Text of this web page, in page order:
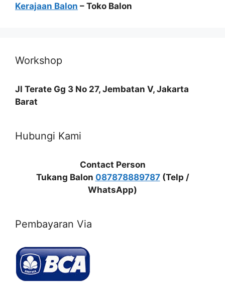
Kerajaan Balon – Toko Balon
Workshop
Jl Terate Gg 3 No 27, Jembatan V, Jakarta
Barat
Hubungi Kami
Contact Person
Tukang Balon 087878889787(Telp /
WhatsApp)
Pembayaran Via